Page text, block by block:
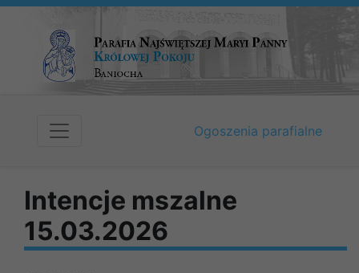
Ogoszenia parafialne
Intencje mszalne
15.03.2026